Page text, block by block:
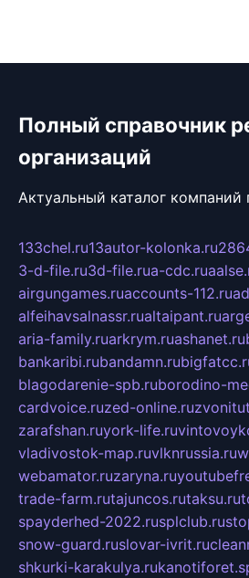
Полный справочник
организаций
Актуальный каталог компаний
133chel.ru13autor-kolonka.ru
3-d-file.ru3d-file.rua-cdc.ru
airgungames.ruaccounts-112.ru
alfeihavsalnassr.rualtaipant.ru
aria-family.ruarkrym.ruashanet.ru
bankaribi.rubandamn.ru
blagodarenie-spb.ruborodino-
cardvoice.ruzed-online.ru
zarafshan.ruyork-life.ru
vladivostok-map.ruvlknrussia.ru
webamator.ruzaryna.ru
trade-farm.rutajuncos.rutaksu.ru
spayderhed-2022.rusplclub.ru
snow-guard.ruslovar-ivrit.ru
shkurki-karakulya.ru